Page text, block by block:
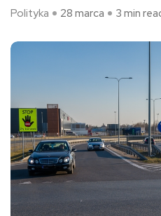
Polityka
28 marca 3 min